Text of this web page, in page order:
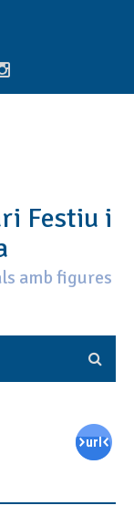
Festiu i
amb figures